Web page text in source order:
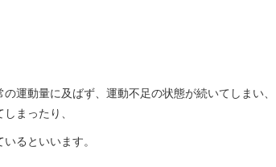
運動量に及ばず、運動不足の状態が続いてしまい、
まったり、
るといいます。